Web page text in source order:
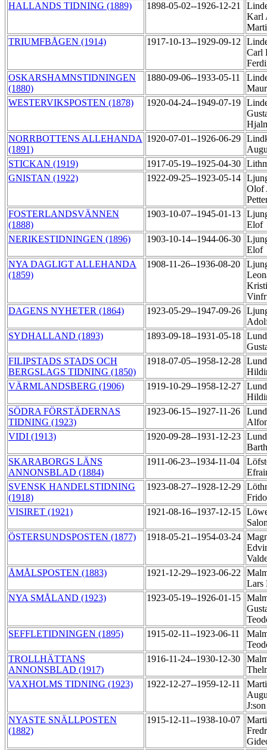
HALLANDS TIDNING (1889)
1898-05-02--1926-12-21
Karl
TRIUMFBÅGEN (1914)
1917-10-13--1929-09-12
Carl
OSKARSHAMNSTIDNINGEN
(1880)
1880-09-06--1933-05-11
WESTERVIKSPOSTEN (1878)
1920-04-24--1949-07-19
NORRBOTTENS ALLEHANDA
(1891)
1920-07-01--1926-06-29
STICKAN (1919)
1917-05-19--1925-04-30
GNISTAN (1922)
1922-09-25--1923-05-14
Olof
FOSTERLANDSVÄNNEN
(1888)
1903-10-07--1945-01-13
Elof
NERIKESTIDNINGEN (1896)
1903-10-14--1944-06-30
Elof
NYA DAGLIGT ALLEHANDA
(1859)
1908-11-26--1936-08-20
DAGENS NYHETER (1864)
1923-05-29--1947-09-26
SYDHALLAND (1893)
1893-09-18--1931-05-18
FILIPSTADS STADS OCH
BERGSLAGS TIDNING (1850)
1918-07-05--1958-12-28
VÄRMLANDSBERG (1906)
1919-10-29--1958-12-27
SÖDRA FÖRSTÄDERNAS
TIDNING (1923)
1923-06-15--1927-11-26
VIDI (1913)
1920-09-28--1931-12-23
SKARABORGS LÄNS
ANNONSBLAD (1884)
1911-06-23--1934-11-04
SVENSK HANDELSTIDNING
(1918)
1923-08-27--1928-12-29
VISIRET (1921)
1921-08-16--1937-12-15
ÖSTERSUNDSPOSTEN (1877)
1918-05-21--1954-03-24
ÅMÅLSPOSTEN (1883)
1921-12-29--1923-06-22
Lars
NYA SMÅLAND (1923)
1923-05-19--1926-01-15
SEFFLETIDNINGEN (1895)
1915-02-11--1923-06-11
TROLLHÄTTANS
ANNONSBLAD (1917)
1916-11-24--1930-12-30
VAXHOLMS TIDNING (1923)
1922-12-27--1959-12-11
NYASTE SNÄLLPOSTEN
(1882)
1915-12-11--1938-10-07